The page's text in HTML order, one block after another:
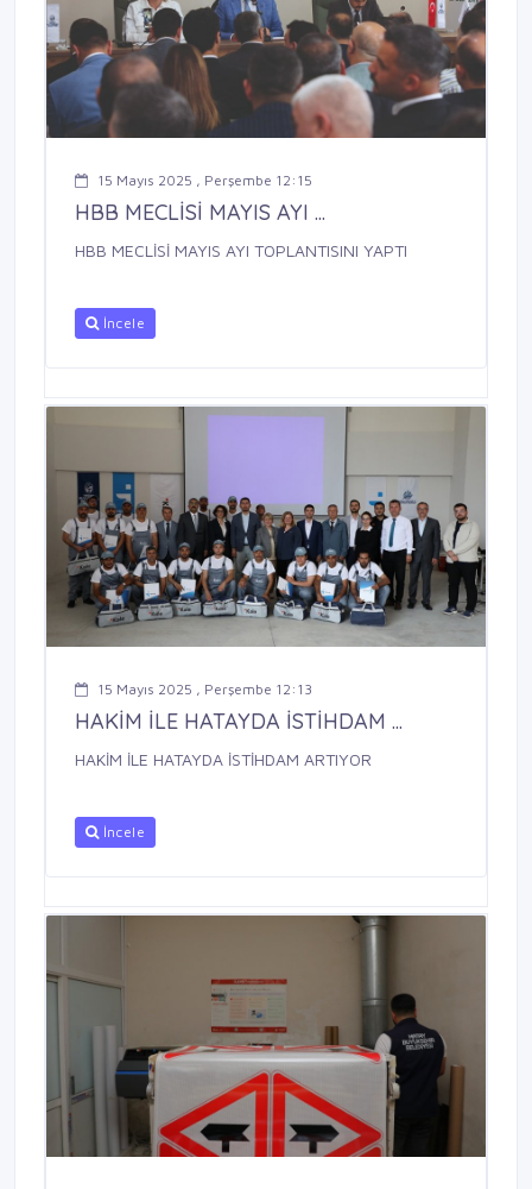
15 Mayıs 2025 , Perşembe 12:15
HBB MECLİSİ MAYIS AYI ...
HBB MECLİSİ MAYIS AYI TOPLANTISINI YAPTI
İncele
15 Mayıs 2025 , Perşembe 12:13
HAKİM İLE HATAYDA İSTİHDAM ...
HAKİM İLE HATAYDA İSTİHDAM ARTIYOR
İncele